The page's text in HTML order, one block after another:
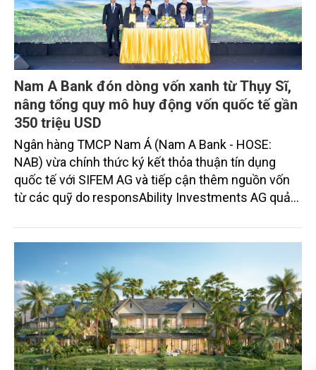
Nam A Bank đón dòng vốn xanh từ Thụy Sĩ,
nâng tổng quy mô huy động vốn quốc tế gần
350 triệu USD
Ngân hàng TMCP Nam Á (Nam A Bank - HOSE:
NAB) vừa chính thức ký kết thỏa thuận tín dụng
quốc tế với SIFEM AG và tiếp cận thêm nguồn vốn
từ các quỹ do responsAbility Investments AG quản
thu hút thành công từ đầu năm đến nay lên gần 350